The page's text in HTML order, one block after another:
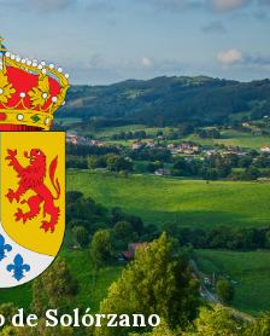
Solórzano